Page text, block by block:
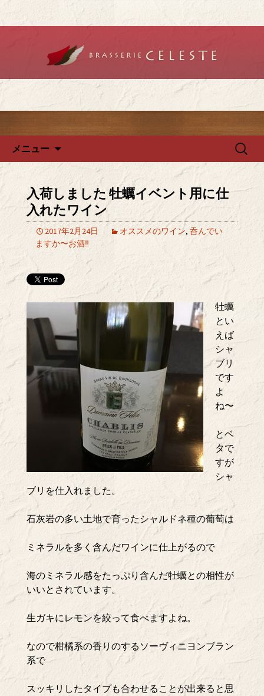
堺のフレンチ「ブラッスリー
セレスト」で、ランチ・ディ
ナーを
堺のフレンチ「ブラットリーセレス
ト」で記念日やデートを
メニュー
検
入荷しました 牡蠣イベント用に仕
入れたワイン
2017年2月24日 オススメのワイン, 呑んでい
ますか〜お酒‼️
牡蠣
とい
えば
シャ
ブリ
です
よ
ね〜
とベ
タで
すが
シャ
ブリを仕入れました。
石灰岩の多い土地で育ったシャルドネ種の葡萄は
ミネラルを多く含んだワインに仕上がるので
海のミネラル感をたっぷり含んだ牡蠣との相性が
いいとされています。
生ガキにレモンを絞って食べますよね。
なので柑橘系の香りのするソーヴィニヨンブラン
系で
スッキリしたタイプも合わせることが出来ると思